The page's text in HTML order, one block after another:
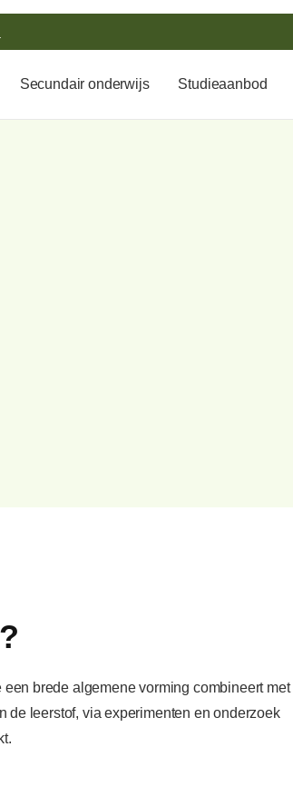
Secundair onderwijs Studieaanbod
brede algemene vorming combineert met
de leerstof, via experimenten en onderzoek